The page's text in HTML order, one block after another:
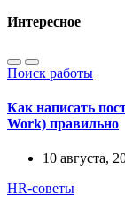
Интересное
Поиск работы
Как написать
Work) правильно
10 августа,
HR-советы